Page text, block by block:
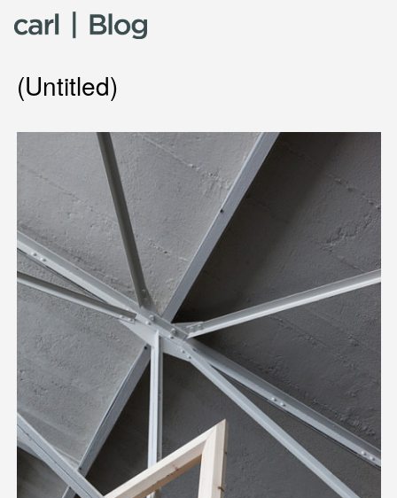
Skip to content
(Untitled)